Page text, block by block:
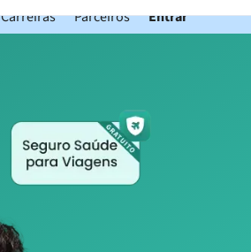
Carreiras Parceiros Entrar